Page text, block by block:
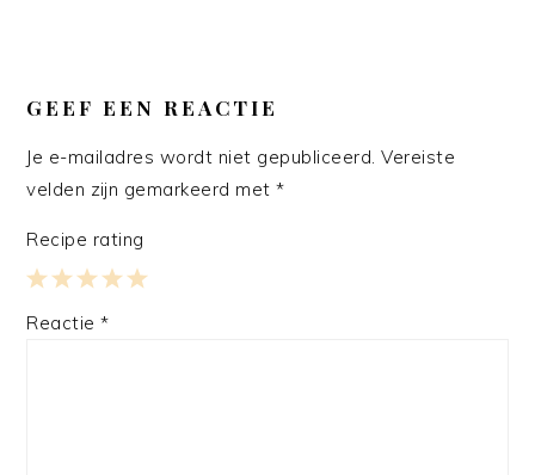
INTERACTIES
GEEF EEN REACTIE
Je e-mailadres wordt niet gepubliceerd. Vereiste
velden zijn gemarkeerd met*
Recipe rating
4
3
2
1
Reactie*